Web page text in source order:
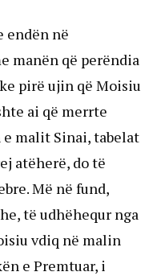
endën në
manën që perëndia
pirë ujin që Moisiu
ai që merrte
malit Sinai, tabelat
atëherë, do të
Më në fund,
të udhëhequr nga
vdiq në malin
e Premtuar, i